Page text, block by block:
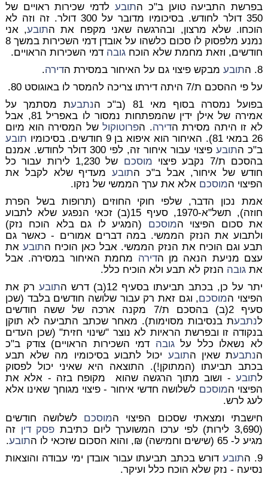
בפרשת התביעה טוען ב"כ התובע לדמי שכירות ראויים של
350 דולר לחודש. בסיכומיו מדובר על 300 דולר. זה וזה לא
הוכחו. שלא מרצון, ובהרגשה שאני מקפח את התובע, אני
נמנע מלפסוק לו סכום כלשהו על אובדן דמי השכירות במשך 8
חודשים, וזאת מחמת שלא הוכח גובה דמי השכירות הראויים.
8. ה
תובעמבקש פיצוי גם על האיחור במסירת הדירה.
על פי ההסכם ת/7 היתה דירתו צריכה להמסר לו באוגוסט 80.
בפועל נמסרה בסוף מאי 81 (ב"כ ה
נתבעת מסתמך על
אמירה של אילן ידין שהמפתחות נמסור לו באפריל 81, אבל
לא זו היתה מסירת הדירה. הפרוטוקולשל המסירה הוא מיום
26 במאי 81). האיחור הוא איפוא בן 9 חודשים. בסיכומיו
תובע
ב"כ התובע
פיצוי עבור איחור זה, לפי 300 דולר לחודש. אמנם
בהסכם ת/7 נקבע פיצוי
מוסכם
של 1,230 לירות עבור כל
חודש של איחור, אבל ב"כ התובעמעדיף שלא לקבל את
הפיצוי המוסכם אלא את ערך הממשי של נזקו.
אמת נכון הדבר, שלפי חוקי החוזים (תרופות בשל הפרת
חוזה), תשל"א-1970, סעיף 15(ב) זכאי הנפגע שלא לתבוע
את סכום הפיצוי המוסכם (המגיע לו גם בלא הוכח נזק)
ולתבוע את הנזק הממשי. במה דברים אמורים - כאשר גם
תבע וגם הוכיח את הנזק הממשי. אבל כאן הוכיח התובע את
עצם מניעת הנאה מן הדירה מחמת האיחור במסירה. אבל
את גובה הנזק לא תבע ולא הוכיח כלל.
יתר על כן, בכתב תביעתו בסעיף 12(ב) דרש ה
תובע רק את
הפיצוי המוסכם, וגם זאת רק עבור שלושה חודשים בלבד (שכן
סעיף 2(ב) בהסכם ת/7 מקנה ארכה של ששה חודשים
לנתבעת בנסיבות מסוימות). מאחר שכתב התביעה לא תוקן
בנקודה זו ובפרשת הראיות לא נוצר "שינוי חזית" (שכן העדים
לא נשאלו כלל עלגובה דמי השכירות הראויים) צודק ב"כ
הנתבעת שאין התובע יכול לתבוע בסיכומיו מה שלא תבע
בכתב תביעתו (המתוקן!). התוצאה היא שאיני יכול לפסוק
לתובע- ושוב מתוך הרגשה שהוא מקופח בזה - אלא את
הפיצוי המוסכם לשלושה חדשי איחור - פיצוי מגוחך שאינו אלא
לעג לרש.
חישבתי ומצאתי שסכום הפיצוי המוסכם לשלושה חודשים
(3,690 לירות) לפי ערכו המשוערך ליום כתיבת
פסק דין זה
מגיע ל- 65 (שישים וחמישה) ₪, והוא הסכום שזכאי לו ה
תובע.
9. ה
תובעדורש בכתב תביעתו עבור אובדן ימי עבודה והוצאות
נסיעה - נזק שלא הוכח כלל ועיקר.